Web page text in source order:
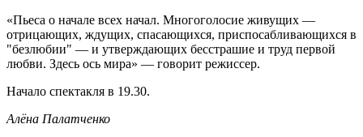
«Пьеса о начале всех начал. Многоголосие живущих —
отрицающих, ждущих, спасающихся, приспосабливающихся в
"безлюбии" — и утверждающих бесстрашие и труд первой
любви. Здесь ось мира» — говорит режиссер.
Начало спектакля в 19.30.
Алёна Палатченко